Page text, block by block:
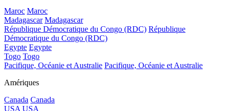
Maroc Maroc
Madagascar Madagascar
République Démocratique du Congo (RDC) République
Démocratique du Congo (RDC)
Egypte Egypte
Togo Togo
Pacifique, Océanie et Australie Pacifique, Océanie et Australie
Amériques
Canada Canada
USA USA